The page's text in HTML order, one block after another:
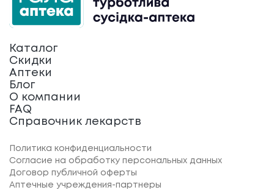
Каталог
Скидки
Аптеки
Блог
О компании
FAQ
Справочник лекарств
Политика конфиденциальности
Согласие на обработку персональных данных
Договор публичной оферты
Аптечные учреждения-партнеры